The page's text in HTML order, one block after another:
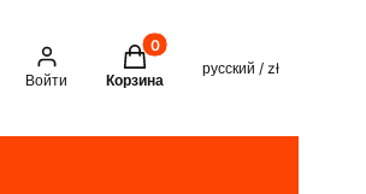
Войти
Товары в корзине: 0. See
Корзина
русский / zł